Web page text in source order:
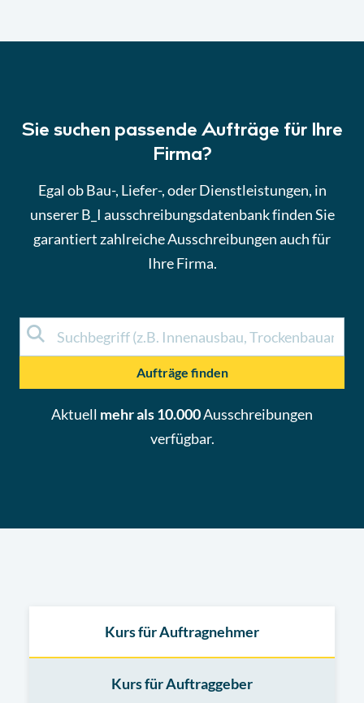
Sie suchen passende Aufträge für Ihre
Firma?
Egal ob Bau-, Liefer-, oder Dienstleistungen, in
unserer B_I ausschreibungsdatenbank finden Sie
garantiert zahlreiche Ausschreibungen auch für
Ihre Firma.
Aufträge finden
Aktuell mehr als 10.000Ausschreibungen
verfügbar.
Kurs für Auftragnehmer
Kurs für Auftraggeber